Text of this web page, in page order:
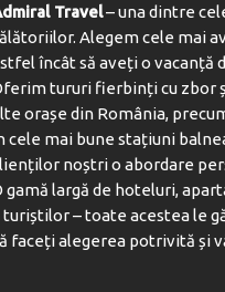
Travel– una dintre
Alegem cele mai
încât să aveți o vacanță
tururi fierbinți cu zbor
orașe din România,
cele mai bune stațiuni
noștri o abordare
gamă largă de hoteluri,
turiștilor – toate acestea le
faceți alegerea potrivită și